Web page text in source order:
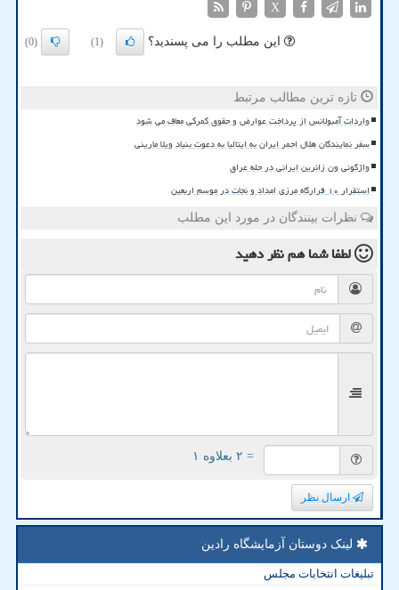
X
این مطلب را می پسندید؟ (1)
(0)
تازه ترین مطالب مرتبط
واردات آمبولانس از پرداخت عوارض و حقوق گمرکی معاف می شود
سفر نمایندگان هلال احمر ایران به ایتالیا به دعوت بنیاد ویلا مارینی
واژگونی ون زائرین ایرانی در حله عراق
استقرار ۱۰ قرارگاه مرزی امداد و نجات در موسم اربعین
نظرات بینندگان در مورد این مطلب
لطفا شما همنظر دهید
= ۲ بعلاوه ۱
ارسال نظر
لینک دوستان آزمایشگاه رادین
تبلیغات انتخابات مجلس